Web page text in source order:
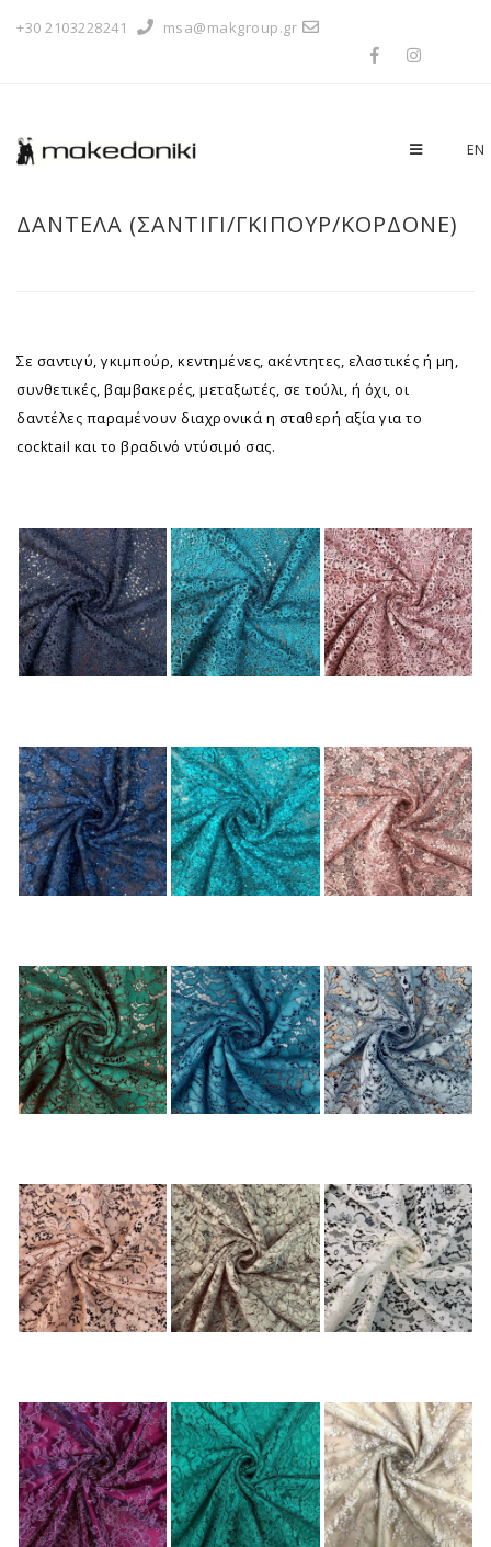
+30 2103228241 msa@makgroup.gr
EN
ΔΑΝΤΕΛΑ (ΣΑΝΤΙΓΊ/ΓΚΙΠΟΎΡ/ΚΟΡΔΟΝΈ)
Σε σαντιγύ, γκιμπούρ, κεντημένες, ακέντητες, ελαστικές ή μη,
συνθετικές, βαμβακερές, μεταξωτές, σε τούλι, ή όχι, οι
δαντέλες παραμένουν διαχρονικά η σταθερή αξία για το
cocktail και το βραδινό ντύσιμό σας.